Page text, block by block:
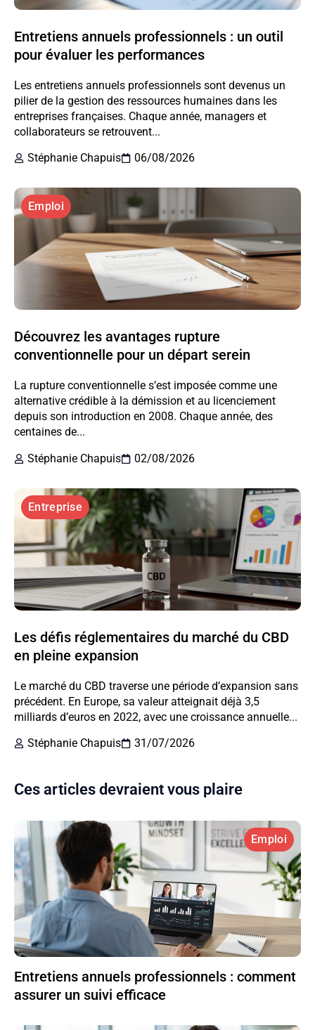
Entretiens annuels professionnels : un outil
pour évaluer les performances
Les entretiens annuels professionnels sont devenus un
pilier de la gestion des ressources humaines dans les
entreprises françaises. Chaque année, managers et
collaborateurs se retrouvent...
Stéphanie Chapuis
06/08/2026
Emploi
Découvrez les avantages rupture
conventionnelle pour un départ serein
La rupture conventionnelle s’est imposée comme une
alternative crédible à la démission et au licenciement
depuis son introduction en 2008. Chaque année, des
centaines de...
Stéphanie Chapuis
02/08/2026
Entreprise
Les défis réglementaires du marché du CBD
en pleine expansion
Le marché du CBD traverse une période d’expansion sans
précédent. En Europe, sa valeur atteignait déjà 3,5
milliards d’euros en 2022, avec une croissance annuelle...
Stéphanie Chapuis
31/07/2026
Ces articles devraient vous plaire
Emploi
Entretiens annuels professionnels : comment
assurer un suivi efficace